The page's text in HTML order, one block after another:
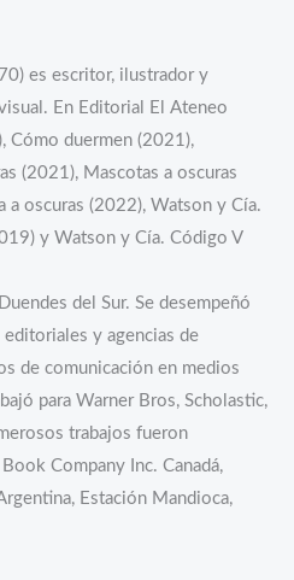
es escritor, ilustrador y
En Editorial El Ateneo
Cómo duermen (2021),
(2021), Mascotas a oscuras
a oscuras (2022), Watson y Cía.
y Watson y Cía. Código V
del Sur. Se desempeñó
y agencias de
de comunicación en medios
para Warner Bros, Scholastic,
trabajos fueron
Company Inc. Canadá,
Estación Mandioca,